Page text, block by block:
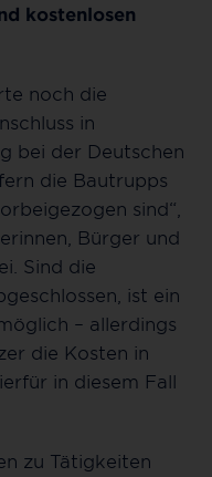
kostenlosen
noch die
in
bei der Deutschen
die Bautrupps
sind“,
Bürger und
Sind die
ist ein
– allerdings
die Kosten in
in diesem Fall
zu Tätigkeiten